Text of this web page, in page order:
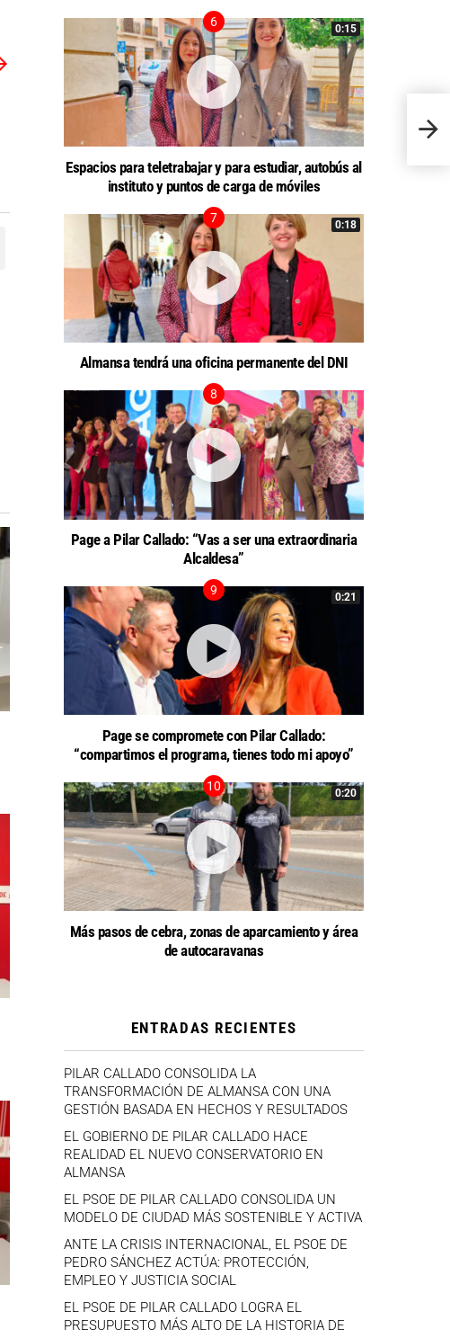
los
0:15
Espacios para teletrabajar y para estudiar, autobús al
instituto y puntos de carga de móviles
0:18
Almansa tendrá una oficina permanente del DNI
Page a Pilar Callado: “Vas a ser una extraordinaria
Alcaldesa”
0:21
Page se compromete con Pilar Callado:
“compartimos el programa, tienes todo mi apoyo”
0:20
Más pasos de cebra, zonas de aparcamiento y área
de autocaravanas
ENTRADAS RECIENTES
PILAR CALLADO CONSOLIDA LA
TRANSFORMACIÓN DE ALMANSA CON UNA
GESTIÓN BASADA EN HECHOS Y RESULTADOS
EL GOBIERNO DE PILAR CALLADO HACE
REALIDAD EL NUEVO CONSERVATORIO EN
ALMANSA
EL PSOE DE PILAR CALLADO CONSOLIDA UN
MODELO DE CIUDAD MÁS SOSTENIBLE Y ACTIVA
ANTE LA CRISIS INTERNACIONAL, EL PSOE DE
PEDRO SÁNCHEZ ACTÚA: PROTECCIÓN,
EMPLEO Y JUSTICIA SOCIAL
EL PSOE DE PILAR CALLADO LOGRA EL
PRESUPUESTO MÁS ALTO DE LA HISTORIA DE